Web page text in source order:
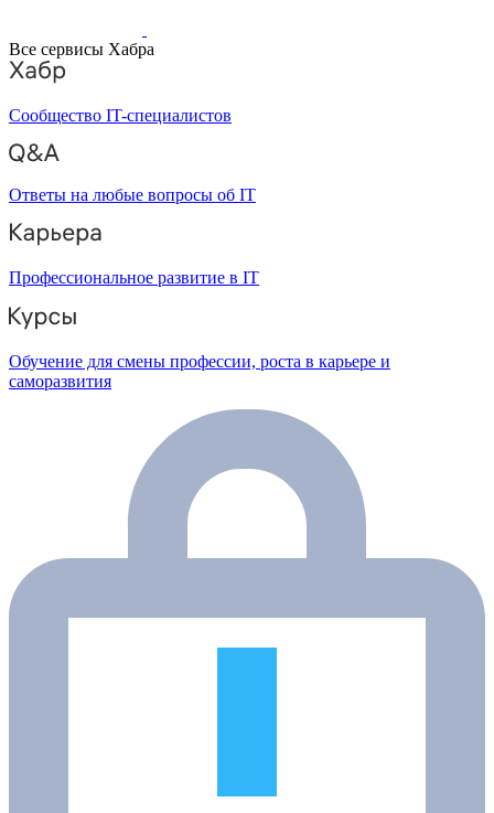
Все сервисы Хабра
Сообщество IT-специалистов
Ответы на любые вопросы об IT
Профессиональное развитие в IT
Обучение для смены профессии, роста в карьере и
саморазвития